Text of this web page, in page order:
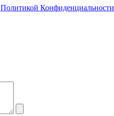
Политикой Конфиденциальности